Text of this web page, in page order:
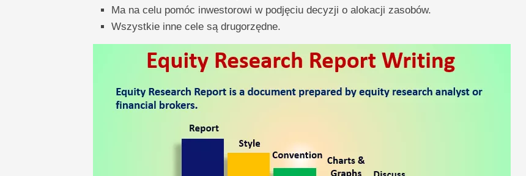
Ma na celu pomóc inwestorowi w podjęciu decyzji o alokacji zasobów.
Wszystkie inne cele są drugorzędne.